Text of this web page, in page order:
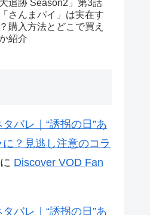
大追跡 Season2」第3話
さんまパイ」は実在す
購入方法とどこで買え
紹介
バレ｜“誘拐の日”あ
？見逃し注意のコラ
に Discover VOD Fan
バレ｜“誘拐の日”あ